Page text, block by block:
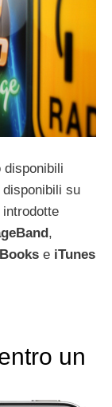
disponibili
su
,
e iTunes
un